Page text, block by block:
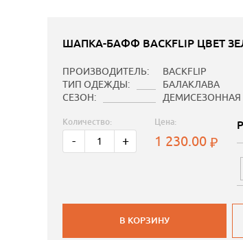
ШАПКА-БАФФ BACKFLIP ЦВЕТ
ПРОИЗВОДИТЕЛЬ:
BACKFLIP
ТИП ОДЕЖДЫ:
БАЛАКЛАВА
СЕЗОН:
ДЕМИСЕЗОННАЯ
Количество:
- +
Цена:
1 230.00
В КОРЗИНУ